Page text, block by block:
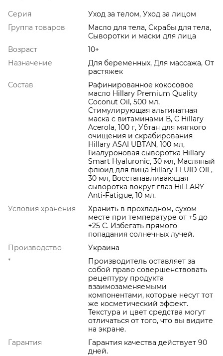
Серия
Уход за телом, Уход за лицом
Группа товаров
Масло для тела, Скрабы для тела,
Сыворотки и маски для лица
Возраст
10+
Назначение
Для беременных, Для массажа, От
растяжек
Состав
Рафинированное кокосовое
масло Hillary Premium Quality
Coconut Oil, 500 мл,
Стимулирующая альгинатная
маска с витаминами В, C Hillary
Acerola, 100 г, Убтан для мягкого
очищения и скрабирования
Hillary ASAI UBTAN, 100 мл,
Гиалуроновая сыворотка Hillary
Smart Hyaluronic, 30 мл, Масляный
флюид для лица Hillary FLUID OIL,
30 мл, Восстанавливающая
сыворотка вокруг глаз HiLLARY
Anti-Fatigue, 10 мл.
Условия хранения
Хранить в прохладном, сухом
месте при температуре от +5 до
+25 С. Избегать прямого
попадания солнечных лучей.
Производство
Украина
*
Производитель оставляет за
собой право совершенствовать
рецептуру продукта
взаимозаменяемыми
компонентами, которые несут тот
же косметический эффект.
Текстура и цвет средства могут
отличаться от того, что вы видите
на экране.
Гарантия
Гарантия качества действует 90
дней.